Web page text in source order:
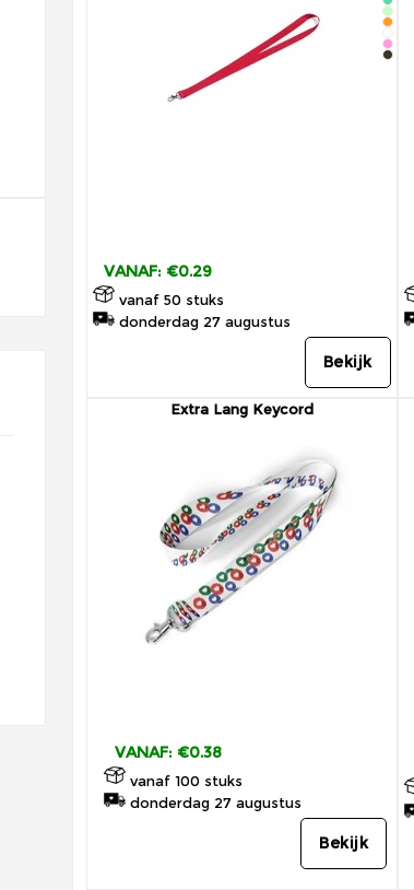
VANAF: €0.29
vanaf 50 stuks
donderdag 27 augustus
Bekijk
Extra Lang Keycord
VANAF: €0.38
vanaf 100 stuks
donderdag 27 augustus
Bekijk